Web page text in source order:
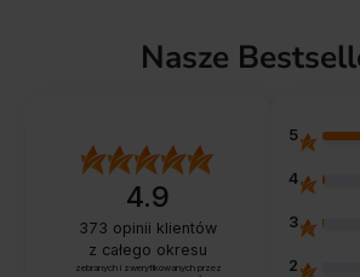
Nasze
4.9
373 opinii klientów
z całego okresu
zebranych i zweryfikowanych przez
5
4
3
2